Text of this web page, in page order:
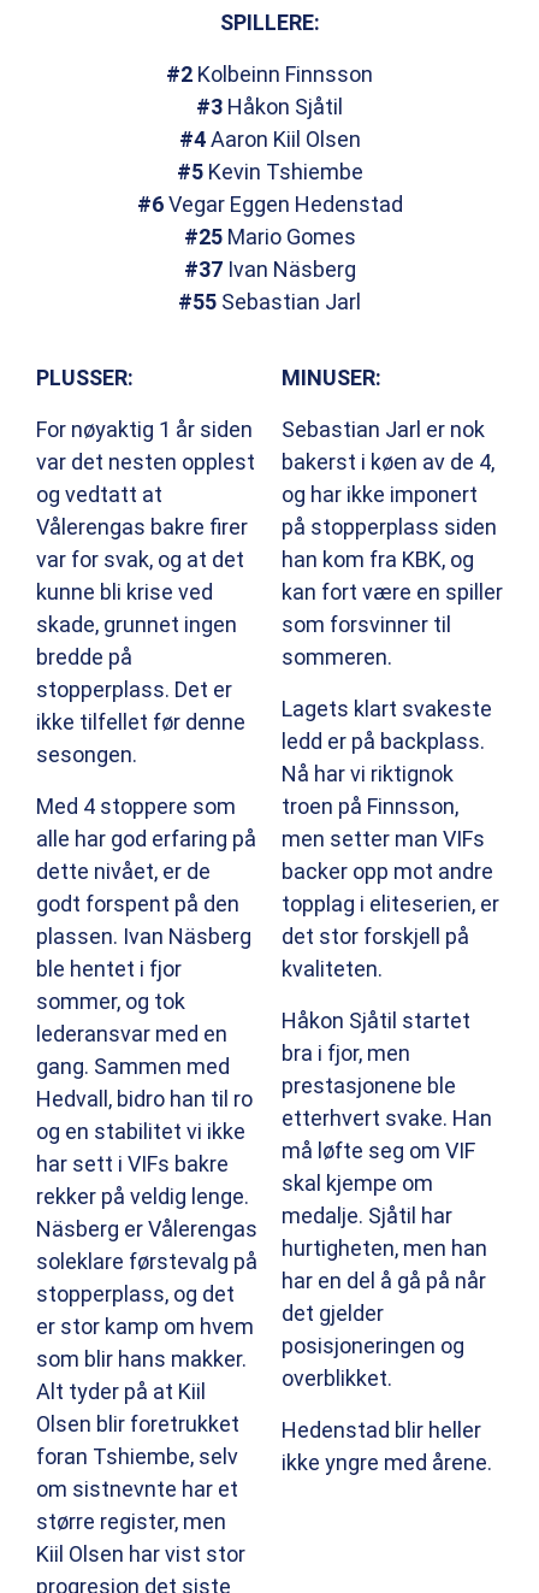
SPILLERE:
#2 Kolbeinn Finnsson
#3 Håkon Sjåtil
#4Aaron Kiil Olsen
#5Kevin Tshiembe
#6Vegar Eggen Hedenstad
#25Mario Gomes
#37Ivan Näsberg
#55 Sebastian Jarl
PLUSSER:
For nøyaktig 1 år siden
var det nesten opplest
og vedtatt at
Vålerengas bakre firer
var for svak, og at det
kunne bli krise ved
skade, grunnet ingen
bredde på
stopperplass. Det er
ikke tilfellet før denne
sesongen.
Med 4 stoppere som
alle har god erfaring på
dette nivået, er de
godt forspent på den
plassen. Ivan Näsberg
ble hentet i fjor
sommer, og tok
lederansvar med en
gang. Sammen med
Hedvall, bidro han til ro
og en stabilitet vi ikke
har sett i VIFs bakre
rekker på veldig lenge.
Näsberg er Vålerengas
soleklare førstevalg på
stopperplass, og det
er stor kamp om hvem
som blir hans makker.
Alt tyder på at Kiil
Olsen blir foretrukket
foran Tshiembe, selv
om sistnevnte har et
større register, men
Kiil Olsen har vist stor
progresjon det siste
MINUSER:
Sebastian Jarl er nok
bakerst i køen av de 4,
og har ikke imponert
på stopperplass siden
han kom fra KBK, og
kan fort være en spiller
som forsvinner til
sommeren.
Lagets klart svakeste
ledd er på backplass.
Nå har vi riktignok
troen på Finnsson,
men setter man VIFs
backer opp mot andre
topplag i eliteserien, er
det stor forskjell på
kvaliteten.
Håkon Sjåtil startet
bra i fjor, men
prestasjonene ble
etterhvert svake. Han
må løfte seg om VIF
skal kjempe om
medalje. Sjåtil har
hurtigheten, men han
har en del å gå på når
det gjelder
posisjoneringen og
overblikket.
Hedenstad blir heller
ikke yngre med årene.